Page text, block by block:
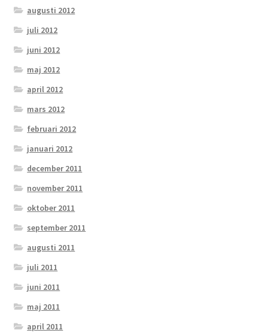
augusti 2012
juli 2012
juni 2012
maj 2012
april 2012
mars 2012
februari 2012
januari 2012
december 2011
november 2011
oktober 2011
september 2011
augusti 2011
juli 2011
juni 2011
maj 2011
april 2011